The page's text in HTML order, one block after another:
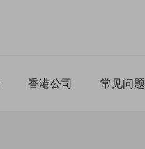
香港公司 常见问题